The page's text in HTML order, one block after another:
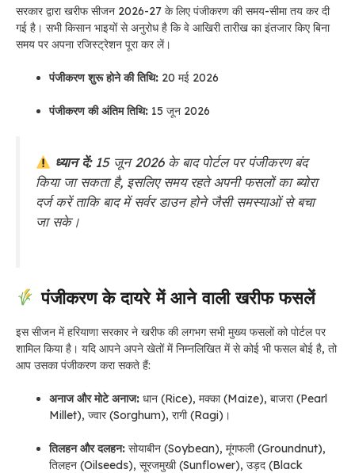
सरकार द्वारा खरीफ सीजन 2026-27 के लिए पंजीकरण की समय-सीमा तय कर दी
गई है। सभी किसान भाइयों से अनुरोध है कि वे आखिरी तारीख का इंतजार किए बिना
समय पर अपना रजिस्ट्रेशन पूरा कर लें।
पंजीकरण शुरू होने की तिथि: 20 मई 2026
पंजीकरण की अंतिम तिथि: 15 जून 2026
ध्यान दें:15 जून 2026 के बाद पोर्टल पर पंजीकरण बंद
किया जा सकता है, इसलिए समय रहते अपनी फसलों का ब्योरा
दर्ज करें ताकि बाद में सर्वर डाउन होने जैसी समस्याओं से बचा
जा सके।
पंजीकरण के दायरे में आने वाली खरीफ फसलें
इस सीजन में हरियाणा सरकार ने खरीफ की लगभग सभी मुख्य फसलों को पोर्टल पर
शामिल किया है। यदि आपने अपने खेतों में निम्नलिखित में से कोई भी फसल बोई है, तो
आप उसका पंजीकरण करा सकते हैं:
अनाज और मोटे अनाज: धान (Rice), मक्का (Maize), बाजरा (Pearl
Millet), ज्वार (Sorghum), रागी (Ragi)।
तिलहन और दलहन: सोयाबीन (Soybean), मूंगफली (Groundnut),
तिलहन (Oilseeds), सूरजमुखी (Sunflower), उड़द (Black